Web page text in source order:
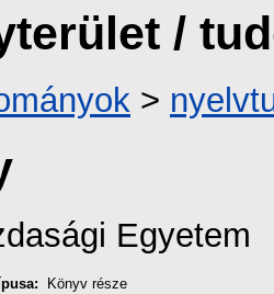
/
>
Egyetem
Könyv része